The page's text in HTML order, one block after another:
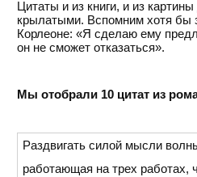
Цитаты и из книги, и из
крылатыми. Вспомним хотя бы
Корлеоне: «Я сделаю ему
он не сможет отказаться».
Мы отобрали 10 цитат из
Раздвигать силой мысли
работающая на трех работах,